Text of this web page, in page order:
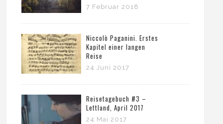
7 Februar 2018
Niccolò Paganini. Erstes
Kapitel einer langen
Reise
24 Juni 2017
Reisetagebuch #3 –
Lettland, April 2017
24 Mai 2017